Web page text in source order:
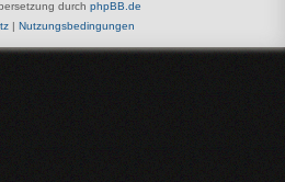
durch phpBB.de
| Nutzungsbedingungen